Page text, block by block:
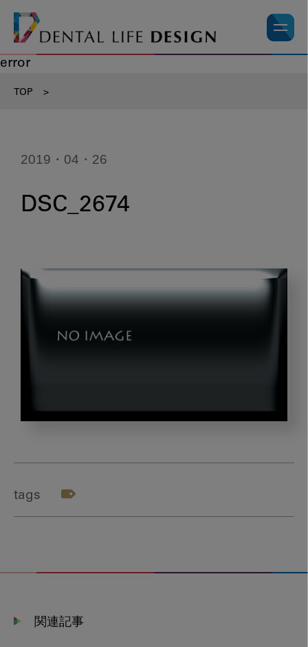
error
TOP >
2019・04・26
DSC_2674
tags
関連記事